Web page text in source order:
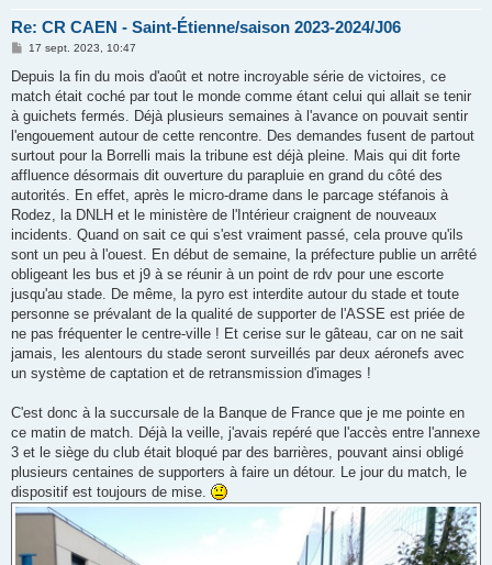
Re: CR CAEN - Saint-Étienne/saison 2023-2024/J06
M
s
s
a
g
e
17 sept. 2023, 10:47
Depuis la fin du mois d'août et notre incroyable série de victoires, ce
match était coché par tout le monde comme étant celui qui allait se tenir
à guichets fermés. Déjà plusieurs semaines à l'avance on pouvait sentir
l'engouement autour de cette rencontre. Des demandes fusent de partout
surtout pour la Borrelli mais la tribune est déjà pleine. Mais qui dit forte
affluence désormais dit ouverture du parapluie en grand du côté des
autorités. En effet, après le micro-drame dans le parcage stéfanois à
Rodez, la DNLH et le ministère de l'Intérieur craignent de nouveaux
incidents. Quand on sait ce qui s'est vraiment passé, cela prouve qu'ils
sont un peu à l'ouest. En début de semaine, la préfecture publie un arrêté
obligeant les bus et j9 à se réunir à un point de rdv pour une escorte
jusqu'au stade. De même, la pyro est interdite autour du stade et toute
personne se prévalant de la qualité de supporter de l'ASSE est priée de
ne pas fréquenter le centre-ville ! Et cerise sur le gâteau, car on ne sait
jamais, les alentours du stade seront surveillés par deux aéronefs avec
un système de captation et de retransmission d'images !
C'est donc à la succursale de la Banque de France que je me pointe en
ce matin de match. Déjà la veille, j'avais repéré que l'accès entre l'annexe
3 et le siège du club était bloqué par des barrières, pouvant ainsi obligé
plusieurs centaines de supporters à faire un détour. Le jour du match, le
dispositif est toujours de mise.